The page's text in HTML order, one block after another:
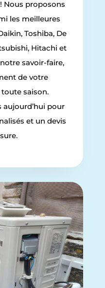
Nous proposons
les meilleures
Toshiba, De
Hitachi et
savoir-faire,
de votre
saison.
pour
et un devis